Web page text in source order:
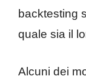
backtesting
quale sia il
Alcuni dei